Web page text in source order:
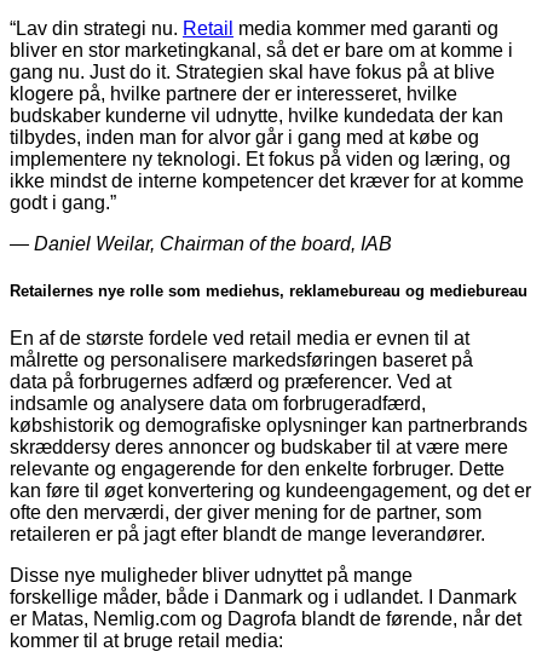
“Lav din strategi nu. Retail media kommer med garanti og
bliver en stor marketingkanal, så det er bare om at komme i
gang nu. Just do it. Strategien skal have fokus på at blive
klogere på, hvilke partnere der er interesseret, hvilke
budskaber kunderne vil udnytte, hvilke kundedata der kan
tilbydes, inden man for alvor går i gang med at købe og
implementere ny teknologi. Et fokus på viden og læring, og
ikke mindst de interne kompetencer det kræver for at komme
godt i gang.”
― Daniel Weilar, Chairman of the board, IAB
Retailernes nye rolle som mediehus, reklamebureau og mediebureau
En af de største fordele ved retail media er evnen til at
målrette og personalisere markedsføringen baseret på
data på forbrugernes adfærd og præferencer. Ved at
indsamle og analysere data om forbrugeradfærd,
købshistorik og demografiske oplysninger kan partnerbrands
skræddersy deres annoncer og budskaber til at være mere
relevante og engagerende for den enkelte forbruger. Dette
kan føre til øget konvertering og kundeengagement, og det er
ofte den merværdi, der giver mening for de partner, som
retaileren er på jagt efter blandt de mange leverandører.
Disse nye muligheder bliver udnyttet på mange
forskellige måder, både i Danmark og i udlandet. I Danmark
er Matas, Nemlig.com og Dagrofa blandt de førende, når det
kommer til at bruge retail media: